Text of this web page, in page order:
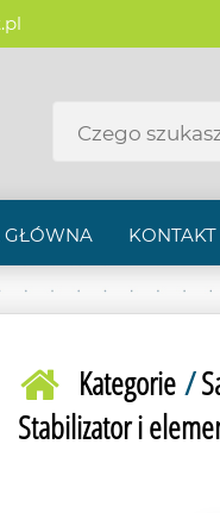
GŁÓWNA KONTAKT
Kategorie/
Stabilizator i